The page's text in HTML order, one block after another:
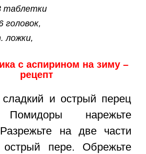
таблетки
головок,
ложки,
с аспирином на зиму –
рецепт
и острый перец
Помидоры нарежьте
на две части
пере. Обрежьте